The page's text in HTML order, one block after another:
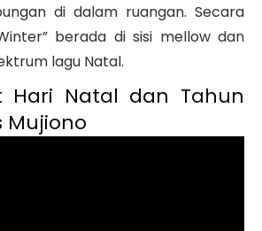
di dalam ruangan. Secara
berada di sisi mellow dan
lagu Natal.
Hari Natal dan Tahun
Mujiono